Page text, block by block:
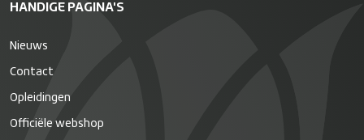
HANDIGE PAGINA'S
Nieuws
Contact
Opleidingen
Officiële webshop